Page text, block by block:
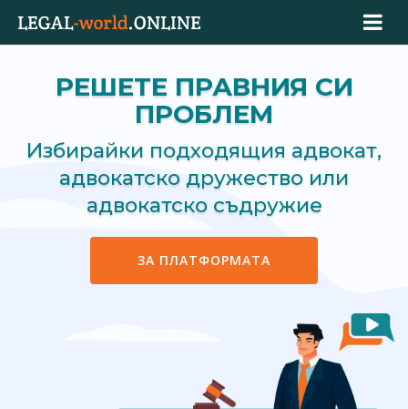
РЕШЕТЕ ПРАВНИЯ СИ
ПРОБЛЕМ
Избирайки подходящия адвокат,
адвокатско дружество или
адвокатско съдружие
ЗА ПЛАТФОРМАТА